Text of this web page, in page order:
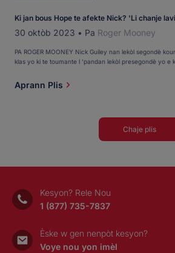
Ki jan bous Hope te afekte Nick? 'Li chanje
30 oktòb 2023 • Pa Roger Mooney
PA ROGER MOONEY Nick Guiley nan lekòl segondè
klas yo ki te toumante l 'pandan lekòl presegondè yo e
nan. Nick, 16, ale nan yon lekòl magnet ak yon
[…]
Aprann Plis
Chaje plis
Kesyon? Rele Nou
1 (877) 735-7837
Èske w gen nenpòt kesyon?
Voye nou yon imèl